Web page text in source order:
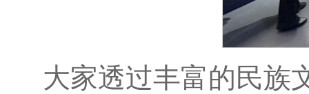
大家透过丰富的民族